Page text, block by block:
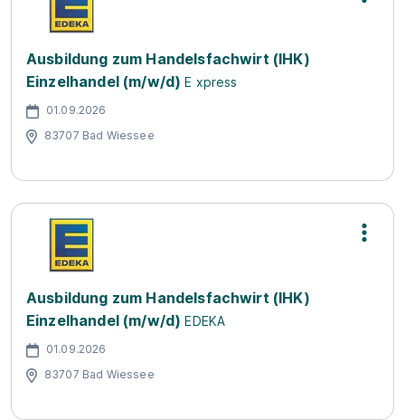
Ausbildung zum Handelsfachwirt (IHK)
Einzelhandel (m/w/d) E xpress
01.09.2026
83707 Bad Wiessee
Ausbildung zum Handelsfachwirt (IHK)
Einzelhandel (m/w/d) EDEKA
01.09.2026
83707 Bad Wiessee